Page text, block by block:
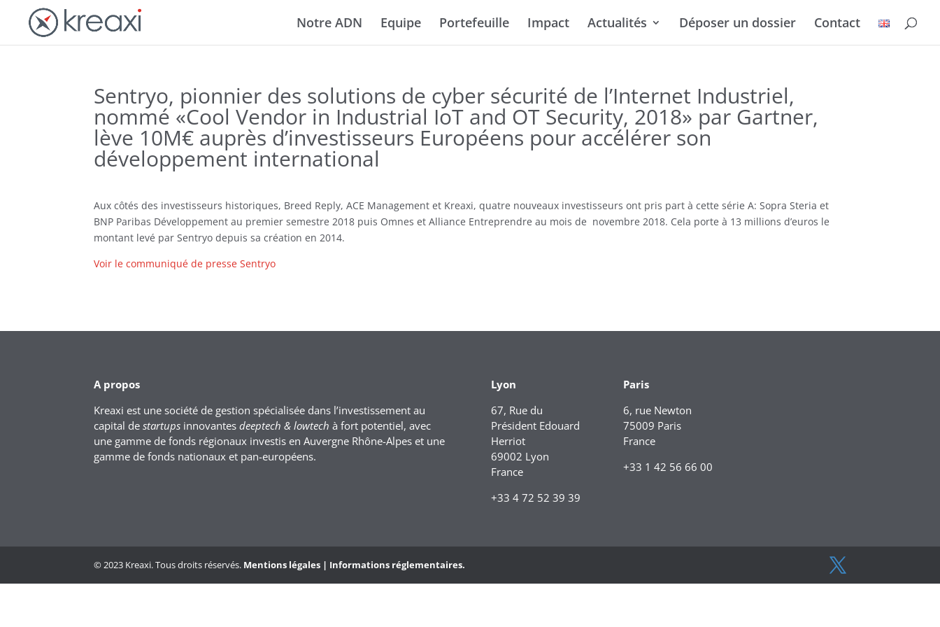
Notre ADN Equipe Portefeuille Impact Actualités Déposer un dossier Contact
Sentryo, pionnier des solutions de cyber sécurité de l’Internet Industriel,
nommé «Cool Vendor in Industrial IoT and OT Security, 2018» par Gartner,
lève 10M€ auprès d’investisseurs Européens pour accélérer son
développement international
Aux côtés des investisseurs historiques, Breed Reply, ACE Management et Kreaxi, quatre nouveaux investisseurs ont pris part à cette série A: Sopra Steria et
BNP Paribas Développement au premier semestre 2018 puis Omnes et Alliance Entreprendre au mois de novembre 2018. Cela porte à 13 millions d’euros le
montant levé par Sentryo depuis sa création en 2014.
Voir le communiqué de presse Sentryo
A propos
Kreaxi est une société de gestion spécialisée dans l’investissement au
capital destartups innovantesdeeptech & lowtech à fort potentiel, avec
une gamme de fonds régionaux investis en Auvergne Rhône-Alpes et une
gamme de fonds nationaux et pan-européens.
Lyon
67, Rue du
Président Edouard
Herriot
69002 Lyon
France
+33 4 72 52 39 39
Paris
6, rue Newton
75009 Paris
France
+33 1 42 56 66 00
© 2023 Kreaxi. Tous droits réservés. Mentions légales | Informations réglementaires.